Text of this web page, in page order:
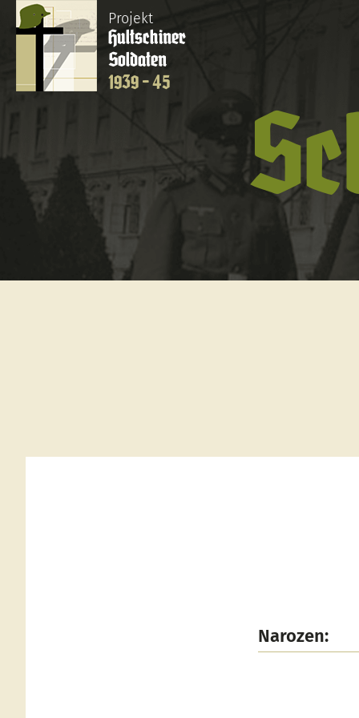
Projekt
Hultschiner
Soldaten
1939 - 45
Narozen: